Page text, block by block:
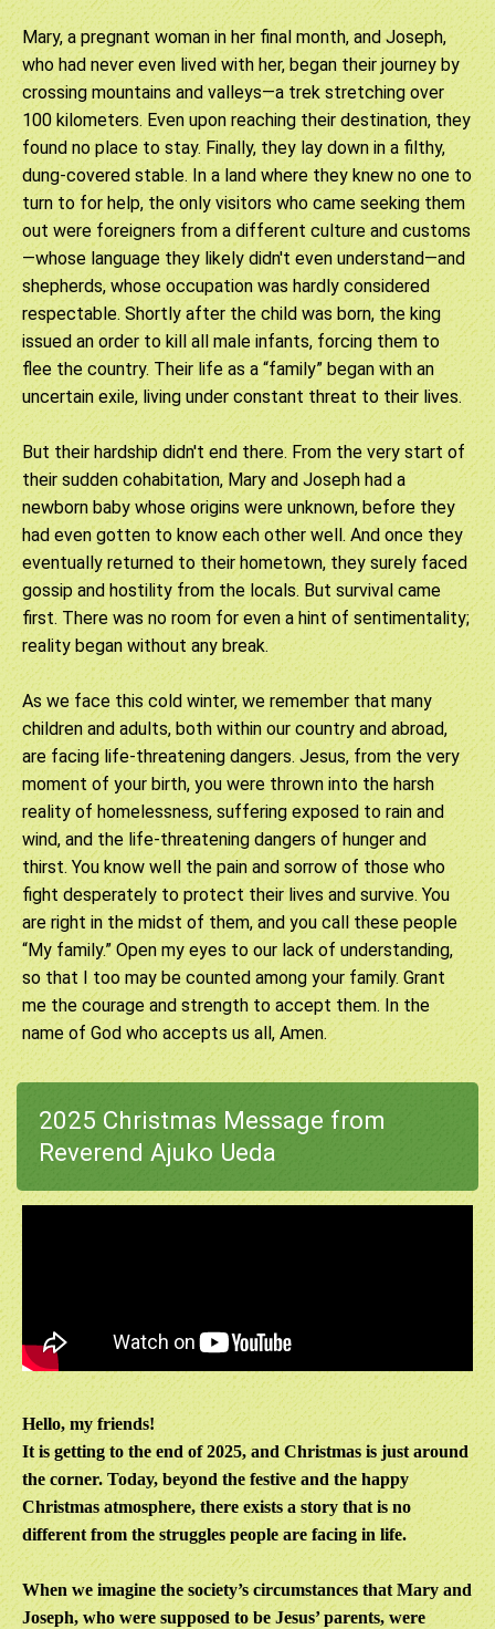
Mary, a pregnant woman in her final month, and Joseph,
who had never even lived with her, began their journey by
crossing mountains and valleys—a trek stretching over
100 kilometers. Even upon reaching their destination, they
found no place to stay. Finally, they lay down in a filthy,
dung-covered stable. In a land where they knew no one to
turn to for help, the only visitors who came seeking them
out were foreigners from a different culture and customs
—whose language they likely didn't even understand—and
shepherds, whose occupation was hardly considered
respectable. Shortly after the child was born, the king
issued an order to kill all male infants, forcing them to
flee the country. Their life as a “family” began with an
uncertain exile, living under constant threat to their lives.
But their hardship didn't end there. From the very start of
their sudden cohabitation, Mary and Joseph had a
newborn baby whose origins were unknown, before they
had even gotten to know each other well. And once they
eventually returned to their hometown, they surely faced
gossip and hostility from the locals. But survival came
first. There was no room for even a hint of sentimentality;
reality began without any break.
As we face this cold winter, we remember that many
children and adults, both within our country and abroad,
are facing life-threatening dangers. Jesus, from the very
moment of your birth, you were thrown into the harsh
reality of homelessness, suffering exposed to rain and
wind, and the life-threatening dangers of hunger and
thirst. You know well the pain and sorrow of those who
fight desperately to protect their lives and survive. You
are right in the midst of them, and you call these people
“My family.” Open my eyes to our lack of understanding,
so that I too may be counted among your family. Grant
me the courage and strength to accept them. In the
name of God who accepts us all, Amen.
2025 Christmas Message from
Reverend Ajuko Ueda
Hello, my friends!
It is getting to the end of 2025, and Christmas is just around
the corner. Today, beyond the festive and the happy
Christmas atmosphere, there exists a story that is no
different from the struggles people are facing in life.
When we imagine the society’s circumstances that Mary and
Joseph, who were supposed to be Jesus’ parents, were